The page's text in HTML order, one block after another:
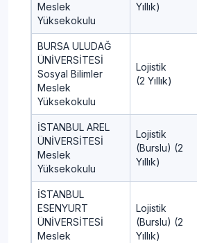
Meslek
Yüksekokulu
Yıllık)
BURSA ULUDAĞ
ÜNİVERSİTESİ
Sosyal Bilimler
Meslek
Yüksekokulu
Lojistik
(2 Yıllık)
İSTANBUL AREL
ÜNİVERSİTESİ
Meslek
Yüksekokulu
Lojistik
(Burslu) (2
Yıllık)
İSTANBUL
ESENYURT
ÜNİVERSİTESİ
Meslek
Lojistik
(Burslu) (2
Yıllık)